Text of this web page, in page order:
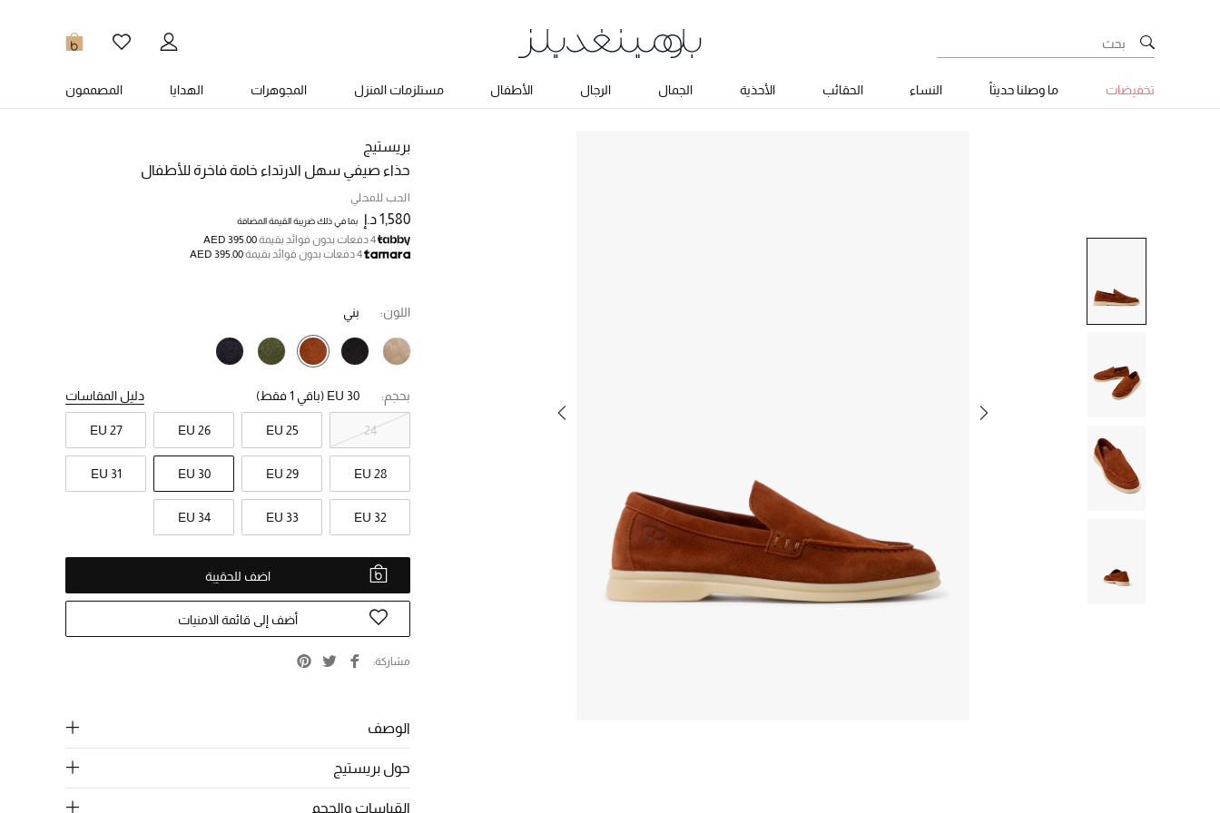
0
تخفيضات ما وصلنا حديثاً النساء الحقائب الأحذية الجمال الرجال الأطفال مستلزمات المنزل المجوهرات الهدايا المصممون
بريستيج
حذاء صيفي سهل الارتداء خامة فاخرة للأطفال
الحب للمحلي
1,580 د.إ بما في ذلك ضريبة القيمة المضافة
4 دفعات بدون فوائد بقيمة
AED 395.00
4 دفعات بدون فوائد بقيمة
AED 395.00
اللون: بني
بحجم: EU 30 (باقي 1 فقط) دليل المقاسات
24
EU 25
EU 26
EU 27
EU 28
EU 29
EU 30
EU 31
EU 32
EU 33
EU 34
اضف للحقيبة
أضف إلى قائمة الامنيات
مشاركة
الوصف
حول بريستيج
القياسات والحجم